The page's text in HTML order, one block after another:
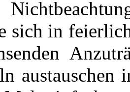
sich in
austauschen